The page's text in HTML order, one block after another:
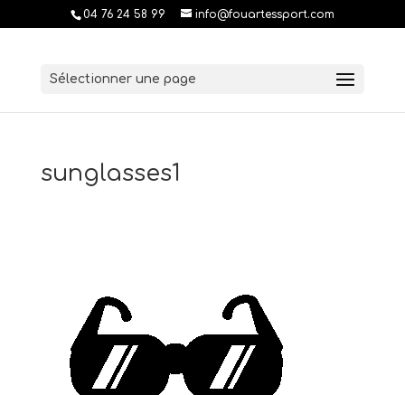
04 76 24 58 99 info@fouartessport.com
Sélectionner une page
sunglasses1